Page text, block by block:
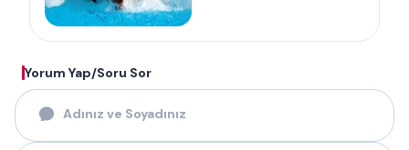
Yorum Yap/Soru Sor